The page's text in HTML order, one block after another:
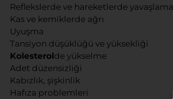
Reflekslerde ve hareketlerde yavaşlama
Kas ve kemiklerde ağrı
Uyuşma
Tansiyon düşüklüğü ve yüksekliği
Kolesterolde yükselme
Adet düzensizliği
Kabızlık, şişkinlik
Hafıza problemleri